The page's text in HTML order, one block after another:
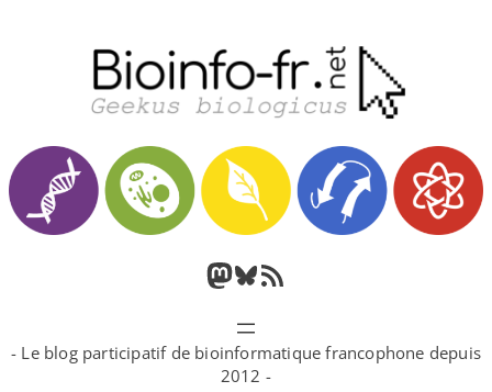
M B
l
u
F
u
- Le blog participatif de bioinformatique francophone depuis
2012 -